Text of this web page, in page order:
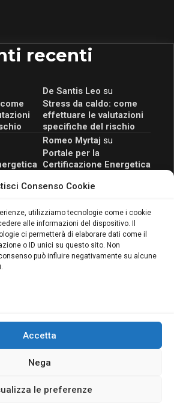
Consenso Cookie
utilizziamo tecnologie come i cookie
alle informazioni del dispositivo. Il
ci permetterà di elaborare dati come il
o ID unici su questo sito. Non
può influire negativamente su alcune
Accetta
Nega
le preferenze
recenti
De Santis Leo su
Stress da caldo: come
effettuare le valutazioni
specifiche del rischio
Romeo Myrtaj su
Portale per la
Certificazione Energetica
scopri il Corso Blumatica